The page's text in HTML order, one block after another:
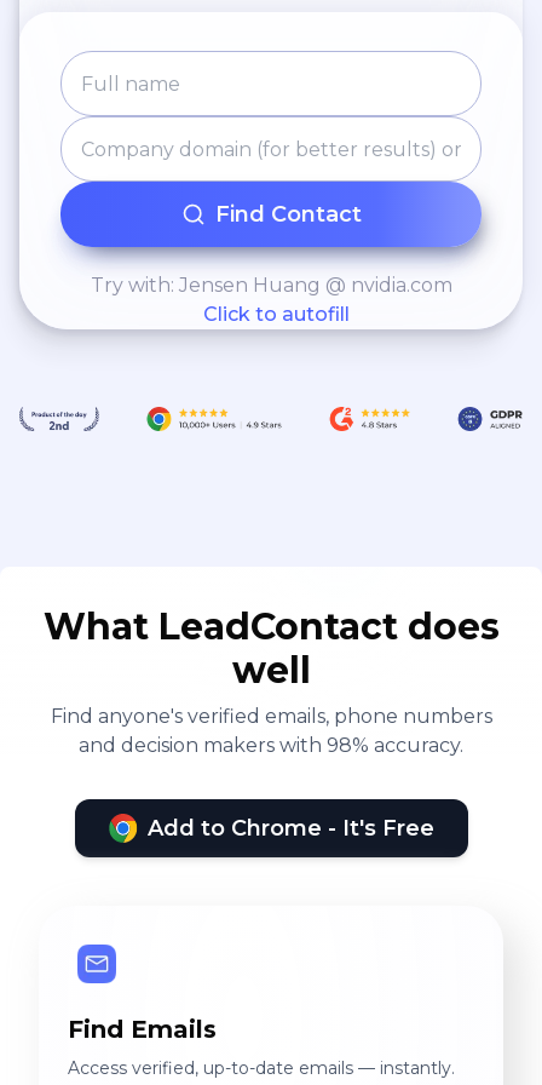
Find Contact
Try with: Jensen Huang @ nvidia.com
Click to autofill
What LeadContact does
well
Find anyone's verified emails, phone numbers
and decision makers with 98% accuracy.
Add to Chrome - It's Free
Find Emails
Access verified, up-to-date emails — instantly.